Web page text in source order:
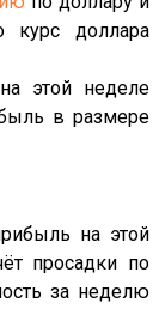
курс доллара
этой неделе
в размере
на этой
просадки по
за неделю